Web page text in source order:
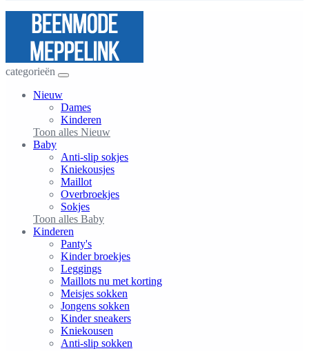
categorieën
Nieuw
Dames
Kinderen
Toon alles Nieuw
Baby
Anti-slip sokjes
Kniekousjes
Maillot
Overbroekjes
Sokjes
Toon alles Baby
Kinderen
Panty's
Kinder broekjes
Leggings
Maillots nu met korting
Meisjes sokken
Jongens sokken
Kinder sneakers
Kniekousen
Anti-slip sokken